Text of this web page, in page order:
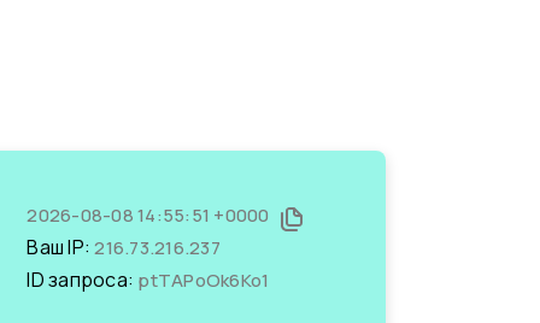
2026-08-08 14:55:51 +0000
Ваш IP:216.73.216.237
ID запроса: ptTAPoOk6Ko1